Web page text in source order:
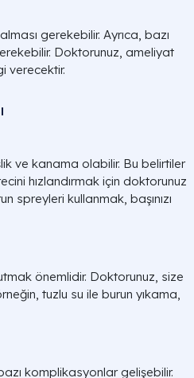
gerekebilir. Ayrıca, bazı
Doktorunuz, ameliyat
verecektir.
ve kanama olabilir. Bu belirtiler
hızlandırmak için doktorunuz
spreyleri kullanmak, başınızı
önemlidir. Doktorunuz, size
tuzlu su ile burun yıkama,
komplikasyonlar gelişebilir.